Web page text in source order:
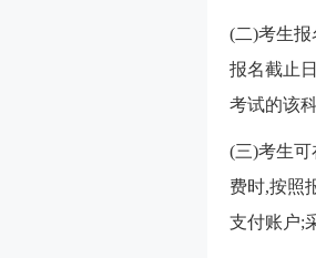
(二)考生
报名截止
考试的该
(三)考生
费时,按照
支付账户;